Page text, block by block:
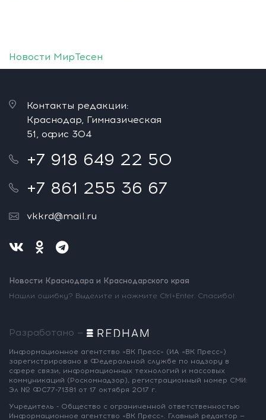
Новости МирТесен
Контакты редакции:
Краснодар, Гимназическая
51, офис 304
+7 918 649 22 50
+7 861 255 36 67
vkkrd@mail.ru
Новости Краснодара и Краснодарского края
Нашли ошибку? Выделите и нажмите Ctrl+Enter. Спасибо!
Разработано —
Информационное агентство «ВК Пресс» (ИА «ВК Пресс»)
зарегистрировано в Федеральной службе по надзору в
сфере связи, информационных технологий и массовых
коммуникаций (Роскомнадзор), регистрационный номер СМИ:
Эл № ФС77-71381 от 17 октября 2017 г.
Учредитель - Общество с ограниченной ответственностью
Информационное агентство «ВК Пресс». Главный редактор —